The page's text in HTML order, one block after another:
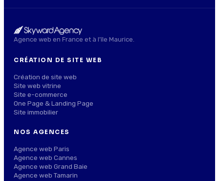
Agence web en France et à l'île Maurice.
CRÉATION DE SITE WEB
Création de site web
Site web vitrine
Site e-commerce
One Page & Landing Page
Site immobilier
NOS AGENCES
Agence web Paris
Agence web Cannes
Agence web Grand Baie
Agence web Tamarin